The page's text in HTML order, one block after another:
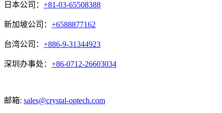
日本公司： +81-03-65508388
新加坡公司： +6588877162
台湾公司： +886-9-31344923
深圳办事处： +86-0712-26603034
邮箱: sales@crystal-optech.com